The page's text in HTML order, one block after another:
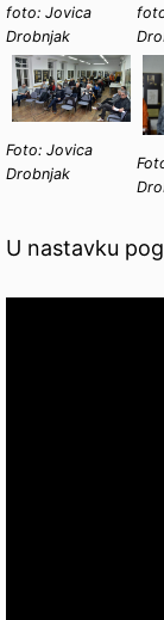
foto: Jovica
Drobnjak
Foto: Jovica
Drobnjak
U nastavku